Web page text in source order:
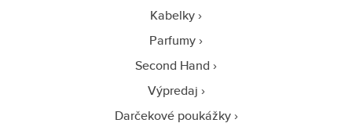
Kabelky
Parfumy
Second Hand
Výpredaj
Darčekové poukážky